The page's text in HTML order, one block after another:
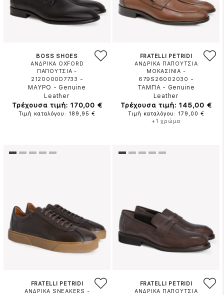
BOSS SHOES
ΑΝΔΡΙΚΑ OXFORD
ΠΑΠΟΥΤΣΙΑ -
2120000D7733 -
ΜΑΥΡΟ - Genuine
Leather
Τρέχουσα τιμή: 170,00 €
Τιμή καταλόγου: 189,95 €
FRATELLI PETRIDI
ΑΝΔΡΙΚΑ ΠΑΠΟΥΤΣΙΑ
ΜΟΚΑΣΙΝΙΑ -
679S26002030 -
ΤΑΜΠΑ - Genuine
Leather
Τρέχουσα τιμή: 145,00 €
Τιμή καταλόγου: 179,00 €
+1 χρώμα
FRATELLI PETRIDI
ΑΝΔΡΙΚΑ SNEAKERS -
FRATELLI PETRIDI
ΑΝΔΡΙΚΑ ΠΑΠΟΥΤΣΙΑ